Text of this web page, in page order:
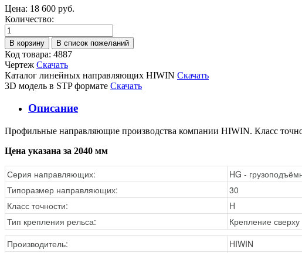
Цена: 18 600 руб.
Количество:
Код товара: 4887
Чертеж Скачать
Каталог линейных направляющих HIWIN Скачать
3D модель в STP формате Скачать
Описание
Профильные направляющие производства компании HIWIN. Класс
Цена указана за 2040 мм
Серия направляющих:
HG -
Типоразмер направляющих:
30
Класс точности:
H
Тип крепления рельса:
Крепление сверху
Производитель:
HIWIN